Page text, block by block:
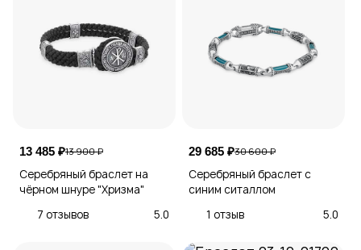
13 485 ₽13 900 ₽
Серебряный браслет на
чёрном шнуре "Хризма"
7 отзывов
5.0
29 685 ₽30 600 ₽
Серебряный браслет с
синим ситаллом
1 отзыв
5.0